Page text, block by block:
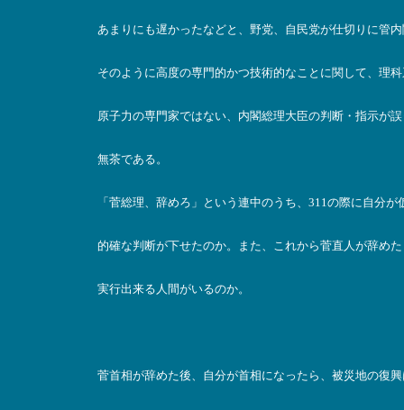
あまりにも遅かったなどと、野党、自民党が仕切りに管
そのように高度の専門的かつ技術的なことに関して、理
原子力の専門家ではない、内閣総理大臣の判断・指示が
無茶である。
「菅総理、辞めろ」という連中のうち、311の際に自分
的確な判断が下せたのか。また、これから菅直人が辞め
実行出来る人間がいるのか。
菅首相が辞めた後、自分が首相になったら、被災地の復